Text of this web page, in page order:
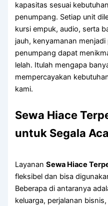
kapasitas sesuai
penumpang. Setiap unit
kursi empuk, audio, serta
jauh, kenyamanan
penumpang dapat
lelah. Itulah mengapa
mempercayakan
kami.
Sewa Hiace
untuk Segala
LayananSewa Hiace
fleksibel dan bisa
Beberapa di antaranya
keluarga, perjalanan